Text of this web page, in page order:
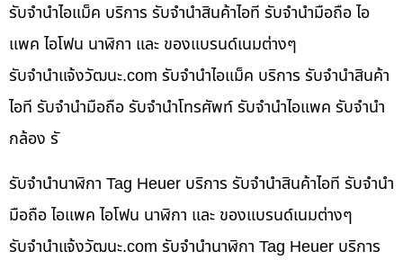
รับจำนำไอแม็ค บริการ รับจำนำสินค้าไอที รับจำนำมือถือ ไอ
แพค ไอโฟน นาฬิกา และ ของแบรนด์เนมต่างๆ
รับจํานําแจ้งวัฒนะ.com รับจำนำไอแม็ค บริการ รับจำนำสินค้า
ไอที รับจำนำมือถือ รับจำนำโทรศัพท์ รับจำนำไอแพค รับจำนำ
กล้อง รั
รับจำนำนาฬิกา Tag Heuer บริการ รับจำนำสินค้าไอที รับจำนำ
มือถือ ไอแพค ไอโฟน นาฬิกา และ ของแบรนด์เนมต่างๆ
รับจํานําแจ้งวัฒนะ.com รับจำนำนาฬิกา Tag Heuer บริการ